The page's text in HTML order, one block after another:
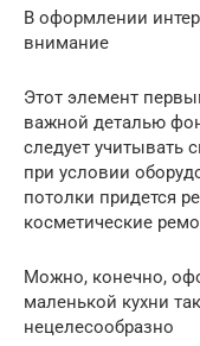
В оформлении
внимание
Этот элемент
важной деталью
следует учитывать
при условии
потолки придется
косметические
Можно, конечно,
маленькой кухни
нецелесообразно